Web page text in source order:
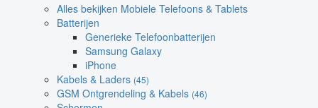
Alles bekijken Mobiele Telefoons & Tablets
Batterijen
Generieke Telefoonbatterijen
Samsung Galaxy
iPhone
Kabels & Laders (45)
GSM Ontgrendeling & Kabels (46)